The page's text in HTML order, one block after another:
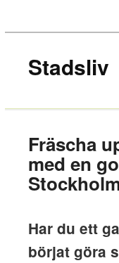
KONTAKT
Stadsliv
Fräscha
med en
Har du ett
börjat göra